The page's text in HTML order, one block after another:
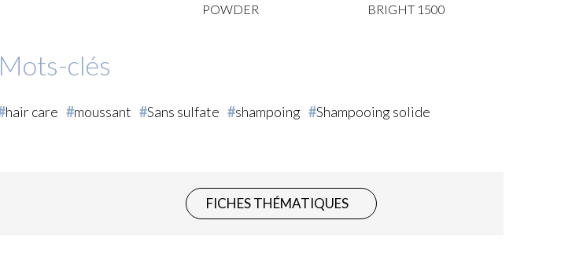
POWDER
BRIGHT 1500
Mots-clés
hair care moussant Sans sulfate shampoing Shampooing solide
FICHES THÉMATIQUES